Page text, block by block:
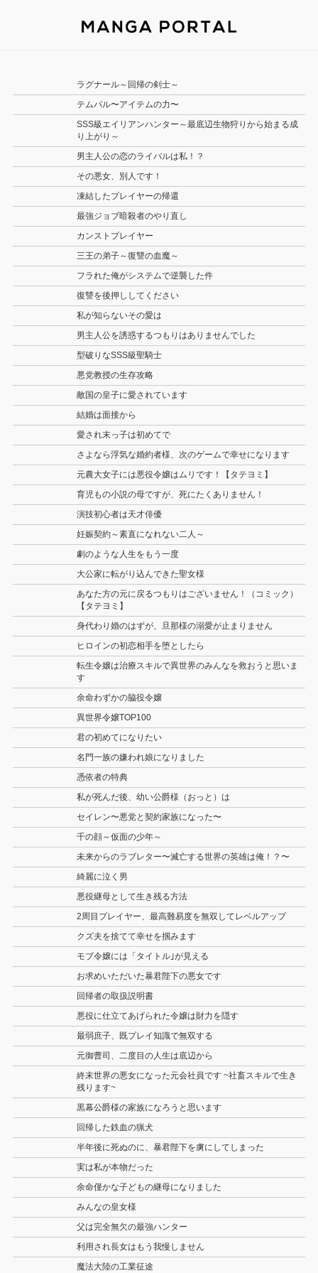
ラグナール～回帰の剣士～
テムパル〜アイテムの力〜
SSS級エイリアンハンター～最底辺生物狩りから始まる成
り上がり～
男主人公の恋のライバルは私！？
その悪女、別人です！
凍結したプレイヤーの帰還
最強ジョブ暗殺者のやり直し
カンストプレイヤー
三王の弟子～復讐の血魔～
フラれた俺がシステムで逆襲した件
復讐を後押ししてください
私が知らないその愛は
男主人公を誘惑するつもりはありませんでした
型破りなSSS級聖騎士
悪党教授の生存攻略
敵国の皇子に愛されています
結婚は面接から
愛され末っ子は初めてで
さよなら浮気な婚約者様、次のゲームで幸せになります
元農大女子には悪役令嬢はムリです！【タテヨミ】
育児もの小説の母ですが、死にたくありません！
演技初心者は天才俳優
妊娠契約～素直になれない二人～
劇のような人生をもう一度
大公家に転がり込んできた聖女様
あなた方の元に戻るつもりはございません！（コミック）
【タテヨミ】
身代わり婚のはずが、旦那様の溺愛が止まりません
ヒロインの初恋相手を堕としたら
転生令嬢は治療スキルで異世界のみんなを救おうと思いま
す
余命わずかの脇役令嬢
異世界令嬢TOP100
君の初めてになりたい
名門一族の嫌われ娘になりました
憑依者の特典
私が死んだ後、幼い公爵様（おっと）は
セイレン〜悪党と契約家族になった〜
千の顔～仮面の少年～
未来からのラブレター〜滅亡する世界の英雄は俺！？〜
綺麗に泣く男
悪役継母として生き残る方法
2周目プレイヤー、最高難易度を無双してレベルアップ
クズ夫を捨てて幸せを掴みます
モブ令嬢には「タイトル｣が見える
お求めいただいた暴君陛下の悪女です
回帰者の取扱説明書
悪役に仕立てあげられた令嬢は財力を隠す
最弱庶子、既プレイ知識で無双する
元御曹司、二度目の人生は底辺から
終末世界の悪女になった元会社員です ~社畜スキルで生き
残ります~
黒幕公爵様の家族になろうと思います
回帰した鉄血の猟犬
半年後に死ぬのに、暴君陛下を虜にしてしまった
実は私が本物だった
余命僅かな子どもの継母になりました
みんなの皇女様
父は完全無欠の最強ハンター
利用され長女はもう我慢しません
魔法大陸の工業征途